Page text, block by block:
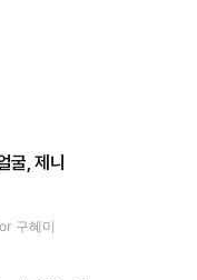
굴, 제니
구혜미